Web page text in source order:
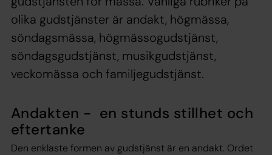
olika gudstjänster är andakt, högmässa,
söndagsmässa, högmässogudstjänst,
söndagsgudstjänst, musikgudstjänst,
veckomässa och familjegudstjänst.
Andakten - en stunds stillhet och
eftertanke
Den enklaste formen av gudstjänst är en andakt. Ordet